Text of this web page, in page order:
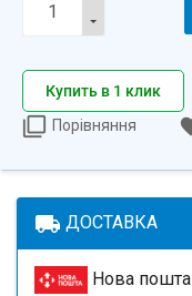
Купить в 1 клик
Порівняння
local_shipping ДОСТАВКА
Нова пошта